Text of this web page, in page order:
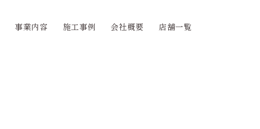
事業内容 施工事例 会社概要 店舗一覧